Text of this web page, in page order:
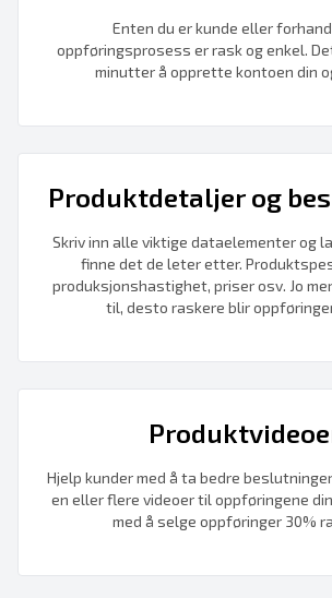
Enten du er kunde eller
oppføringsprosess er rask og enkel.
minutter å opprette kontoen din
Produktdetaljer og
Skriv inn alle viktige dataelementer og
finne det de leter etter.
produksjonshastighet, priser osv. Jo
til, desto raskere blir
Hjelp kunder med å ta bedre
en eller flere videoer til oppføringene
med å selge oppføringer 30%